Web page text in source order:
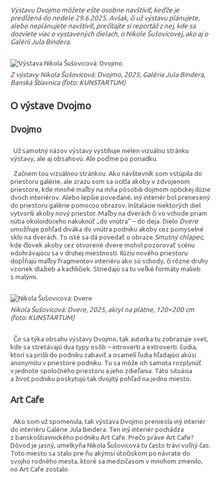
Výstavu Dvojmo môžete ešte osobne navštíviť, keďže je
predĺžená do nedele 29.6.2025. Avšak, či už výstavu plánujete,
alebo neplánujete navštíviť, prečítajte si reportáž z nej, kde sa
dozviete viac o vystavených dielach, o Nikole Šušovicovej, ako aj o
Galérii Jula Bindera.
Z výstavy Nikola Šušovicová: Dvojmo, 2025, Galéria Jula Bindera,
Banská Štiavnica (foto: KUNSTARTUM)
O výstave Dvojmo
Dvojmo
Už samotný názov výstavy vystihuje nielen vizuálnu stránku
výstavy, ale aj obsahovú. Ale poďme po poriadku.
Začnem tou vizuálnou stránkou. Ako návštevník som vstúpila do
priestoru galérie, ale zrazu som sa ocitla akoby v zdvojenom
priestore, kde mnohé maľby na mňa pôsobili dojmom optickej ilúzie
dvoch interiérov. Alebo lepšie povedané, iný interiér bol prenesený
do priestoru galérie pomocou obrazov. Inštalácie niektorých diel
vytvorili akoby nový priestor. Maľby na dverách či vo vchode priam
nútia okoloidúceho nakuknúť „do vnútra“ – do deja. Dielo Dvere
umožňuje pohľad diváka do vnútra podniku akoby cez pomyselné
sklo na dverách. To isté sa dá povedať o obraze Smutný chlapec,
kde človek akoby cez otvorené dvere mohol pozorovať scénu
odohrávajúcu sa v druhej miestnosti. Ilúziu nového priestoru
dopĺňajú maľby fragmentov interiéru ako sú schody, či rôzne druhy
vzoriek dlažieb a kachličiek. Striedajú sa tu veľké formáty malieb
s malými.
Nikola Šušovicová: Dvere, 2025, akryl na plátne, 120×200 cm
(foto: KUNSTARTUM)
Čo sa týka obsahu výstavy Dvojmo, tak autorka tu zobrazuje svet,
kde sa stretávajú dva typy osôb – introverti a extroverti. Ľudia,
ktorí sa prišli do podniku zabaviť a osamelí ľudia hľadajúci akúsi
anonymitu v priestore podniku. Tu sa môže ich samota rozplynúť
v jednote spoločného priestoru a jeho zdieľania. Táto situácia
a život podniku poskytujú tak dvojitý pohľad na jedno miesto.
Art Cafe
Ako som už spomenula, tak výstava Dvojmo preniesla iný interiér
do interiéru Galérie Jula Bindera. Ten iný interiér pochádza
z banskoštiavnického podniku Art Cafe. Prečo práve Art Cafe?
Dôvod je jasný, umelkyňa Nikola Šušovicová tu často trávi voľný čas.
Toto miesto sa stalo pre ňu akýmsi útočiskom po návrate do
svojho rodného mesta, ktoré sa medzičasom v mnohom zmenilo,
no Art Cafe zostalo.